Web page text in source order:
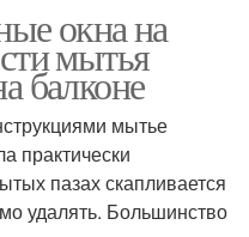
окна на
мытья
балконе
мытье
практически
пазах скапливается
удалять. Большинство